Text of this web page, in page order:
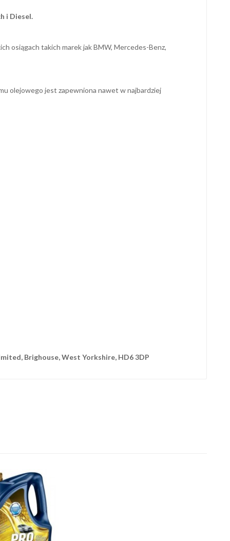
i Diesel.
osiągach takich marek jak BMW, Mercedes-Benz,
olejowego jest zapewniona nawet w najbardziej
Brighouse, West Yorkshire, HD6 3DP